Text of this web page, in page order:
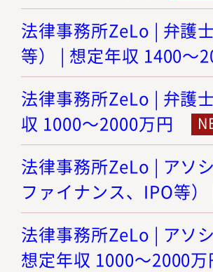
法律事務所ZeLo | 弁護
等） | 想定年収 1400～
法律事務所ZeLo | 弁護
収 1000～2000万円
法律事務所ZeLo | アソ
ファイナンス、IPO等
法律事務所ZeLo | アソ
想定年収 1000～2000万